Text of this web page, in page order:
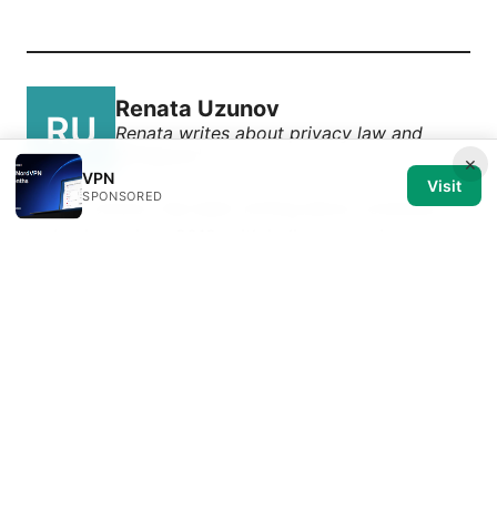
Renata Uzunov
Renata writes about privacy law and
Renata Uzunov has been writing about consumer
×
VPN
SPONSORED
Visit